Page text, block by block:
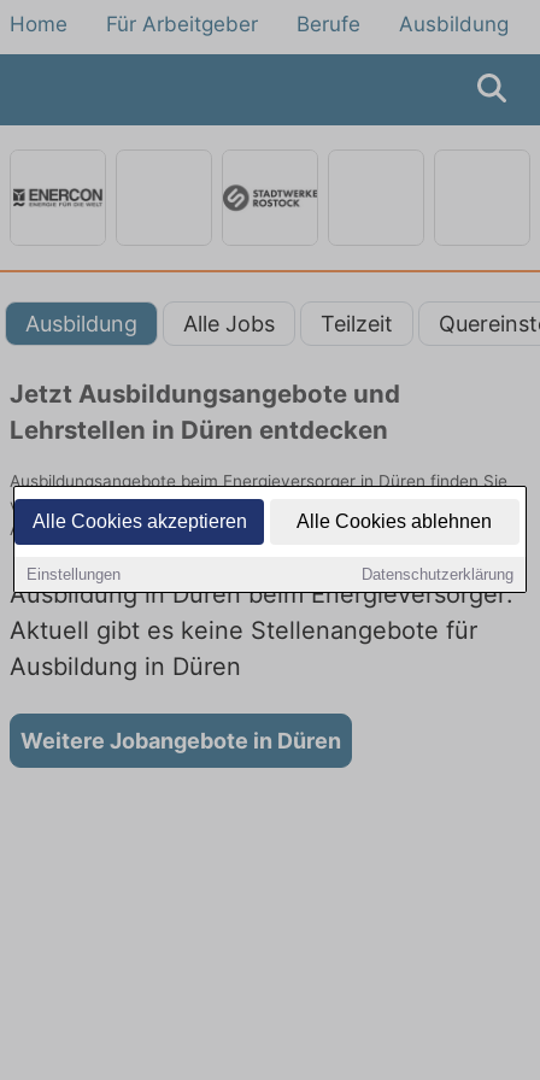
Alle Cookies akzeptieren Alle Cookies ablehnen
Einstellungen Datenschutzerklärung
Home Für Arbeitgeber Berufe Ausbildung
Ausbildung Alle Jobs Teilzeit
Jetzt Ausbildungsangebote und
Lehrstellen in Düren entdecken
Ausbildungsangebote beim Energieversorger in Düren finden Sie
von namhaften Firmen. Entdecken Sie freie Optionen von Top-
Arbeitgebern und bewerben Sie sich noch heute.
Ausbildung in Düren beim Energieversorger:
Aktuell gibt es keine Stellenangebote für
Ausbildung in Düren
Weitere Jobangebote in Düren